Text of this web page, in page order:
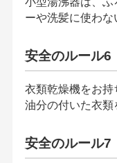
ーや洗髪に使わな
安全のルール6
衣類乾燥機をお
油分の付いた衣類
安全のルール7